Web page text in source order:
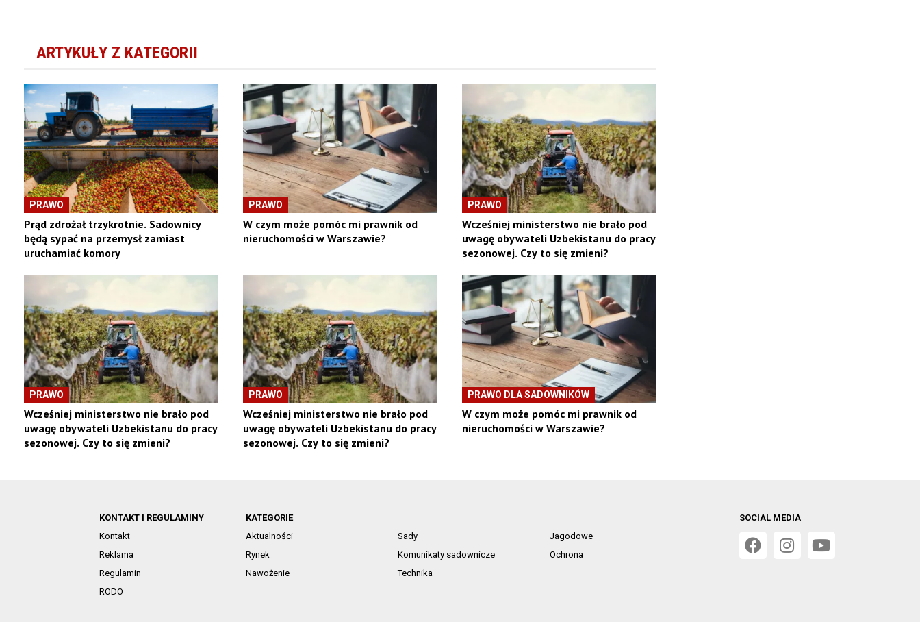
ARTYKUŁY Z KATEGORII
PRAWO
Prąd zdrożał trzykrotnie. Sadownicy
będą sypać na przemysł zamiast
uruchamiać komory
PRAWO
W czym może pomóc mi prawnik od
nieruchomości w Warszawie?
PRAWO
Wcześniej ministerstwo nie brało pod
uwagę obywateli Uzbekistanu do pracy
sezonowej. Czy to się zmieni?
PRAWO
Wcześniej ministerstwo nie brało pod
uwagę obywateli Uzbekistanu do pracy
sezonowej. Czy to się zmieni?
PRAWO
Wcześniej ministerstwo nie brało pod
uwagę obywateli Uzbekistanu do pracy
sezonowej. Czy to się zmieni?
PRAWO DLA SADOWNIKÓW
W czym może pomóc mi prawnik od
nieruchomości w Warszawie?
KONTAKT I REGULAMINY
Kontakt
Reklama
Regulamin
RODO
KATEGORIE
Aktualności
Sady
Jagodowe
Rynek
Komunikaty sadownicze
Ochrona
Nawożenie
Technika
SOCIAL MEDIA